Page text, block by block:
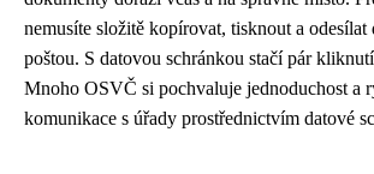
nemusíte složitě kopírovat, tisknout a odesílat
poštou. S datovou schránkou stačí pár
Mnoho OSVČ si pochvaluje jednoduchost a
komunikace s úřady prostřednictvím datové